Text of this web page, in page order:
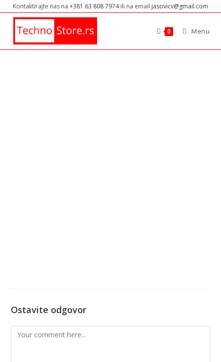
Kontaktirajte nas na +381 63 808 7974ili na email jasovicv@gmail.com
0 Menu
Ostavite odgovor